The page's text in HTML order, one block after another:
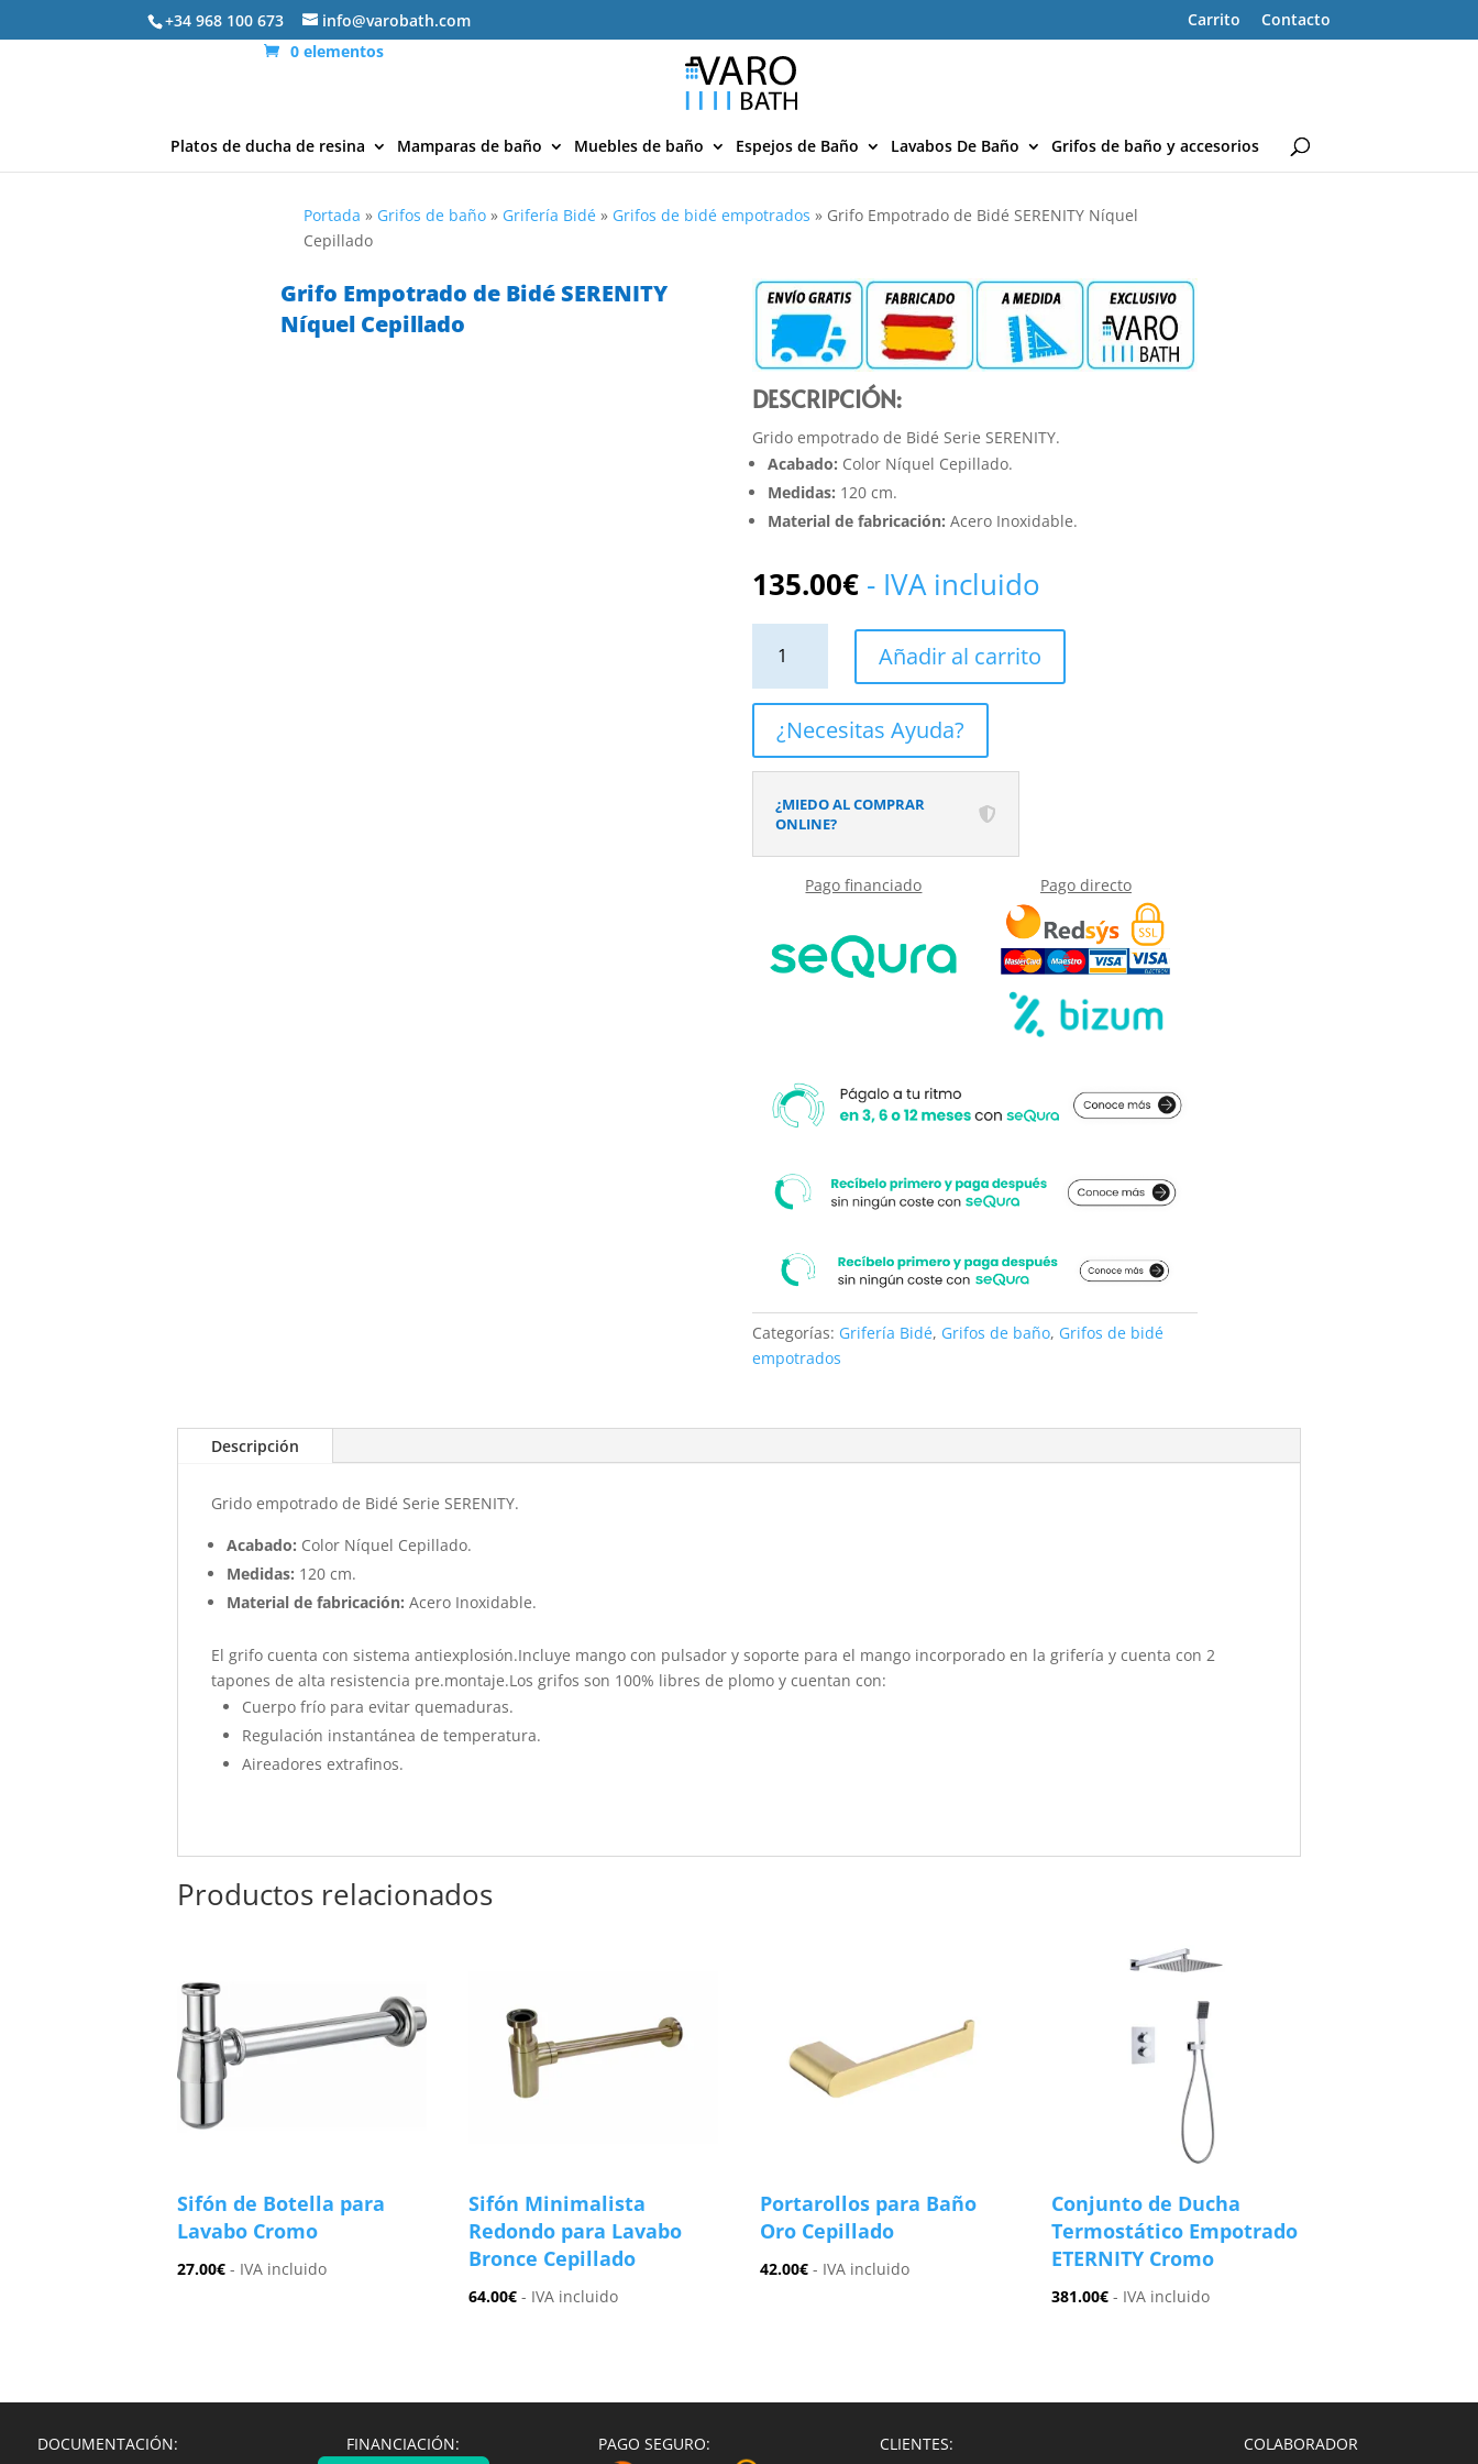
+34 968 100 673 info@varobath.com Carrito
Contacto
0 elementos
Platos de ducha de resina Mamparas de baño Muebles de baño Espejos de Baño Lavabos De Baño Grifos de baño y accesorios
Portada » Grifos de baño » Grifería Bidé » Grifos de bidé empotrados » Grifo Empotrado de Bidé SERENITY Níquel
Cepillado
Grifo Empotrado de Bidé SERENITY
Níquel Cepillado
DESCRIPCIÓN:
Grido empotrado de Bidé Serie SERENITY.
Acabado: Color Níquel Cepillado.
Medidas: 120 cm.
Material de fabricación:Acero Inoxidable.
135.00€ - IVA incluido
Empotrado
de
Bidé
SERENITY
Níquel
cantidad
Añadir al carrito
¿Necesitas Ayuda?
¿MIEDO AL COMPRAR
ONLINE?
Pago financiado Pago directo
Categorías: Grifería Bidé, Grifos de baño, Grifos de bidé
empotrados
Descripción
Grido empotrado de Bidé Serie SERENITY.
Acabado: Color Níquel Cepillado.
Medidas: 120 cm.
Material de fabricación:Acero Inoxidable.
El grifo cuenta con sistema antiexplosión.Incluye mango con pulsador y soporte para el mango incorporado en la grifería y cuenta con 2
tapones de alta resistencia pre.montaje.Los grifos son 100% libres de plomo y cuentan con:
Cuerpo frío para evitar quemaduras.
Regulación instantánea de temperatura.
Aireadores extrafinos.
Productos relacionados
Sifón de Botella para
Lavabo Cromo
27.00€ - IVA incluido
Sifón Minimalista
Redondo para Lavabo
Bronce Cepillado
64.00€ - IVA incluido
Portarollos para Baño
Oro Cepillado
42.00€ - IVA incluido
Conjunto de Ducha
Termostático Empotrado
ETERNITY Cromo
381.00€ - IVA incluido
DOCUMENTACIÓN:
FINANCIACIÓN: PAGO SEGURO:
CLIENTES:
COLABORADOR